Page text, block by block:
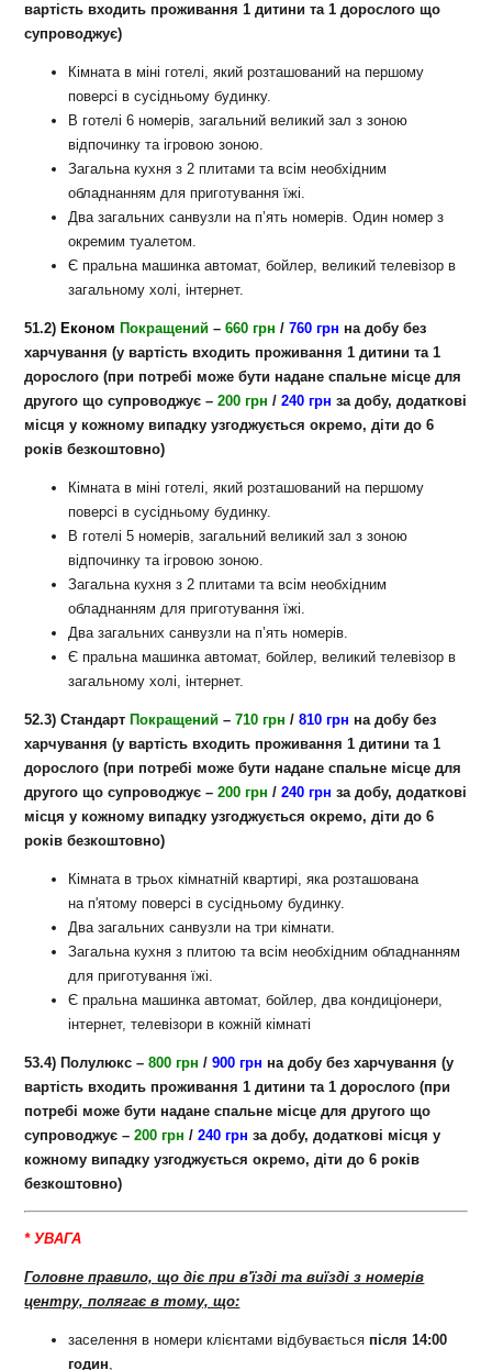
вартість входить проживання 1 дитини та 1 дорослого що
супроводжує)
Кімната в міні готелі, який розташований на першому
поверсі в сусідньому будинку.
В готелі 6 номерів, загальний великий зал з зоною
відпочинку та ігровою зоною.
Загальна кухня з 2 плитами та всім необхідним
обладнанням для приготування їжі.
Два загальних санвузли на п’ять номерів. Один номер з
окремим туалетом.
Є пральна машинка автомат, бойлер, великий телевізор в
загальному холі, інтернет.
51.2) Економ Покращений –660 грн /760 грн на добубез
харчування (у вартість входить проживання 1 дитини та 1
дорослого (при потребі може бути надане спальне місце для
другого що супроводжує –200грн /240 грн за добу, додаткові
місця у кожному випадку узгоджується окремо, діти до 6
років безкоштовно)
Кімната в міні готелі, який розташований на першому
поверсі в сусідньому будинку.
В готелі 5 номерів, загальний великий зал з зоною
відпочинку та ігровою зоною.
Загальна кухня з 2 плитами та всім необхідним
обладнанням для приготування їжі.
Два загальних санвузли на п’ять номерів.
Є пральна машинка автомат, бойлер, великий телевізор в
загальному холі, інтернет.
52.3) Стандарт Покращений –710 грн /810 грн на добубез
харчування(у вартість входить проживання 1 дитини та 1
дорослого (при потребі може бути надане спальне місце для
другого що супроводжує –200грн /240 грн за добу, додаткові
місця у кожному випадку узгоджується окремо, діти до 6
років безкоштовно)
Кімната в трьох кімнатній квартирі, яка розташована
на п'ятому поверсі в сусідньому будинку.
Два загальних санвузли на три кімнати.
Загальна кухня з плитою та всім необхідним обладнанням
для приготування їжі.
Є пральна машинка автомат, бойлер, два кондиціонери,
інтернет, телевізори в кожній кімнаті
53.4) Полулюкс–800 грн /900 грн на добубез харчування (у
вартість входить проживання 1 дитини та 1 дорослого (при
потребі може бути надане спальне місце для другого що
супроводжує –200грн /240 грн за добу, додаткові місця у
кожному випадку узгоджується окремо, діти до 6 років
безкоштовно)
* УВАГА
Головне правило, що діє при в'їзді та виїзді з номерів
центру, полягає в тому, що:
заселення в номери клієнтами відбувається після 14:00
годин,